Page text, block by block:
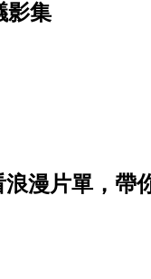
影集
漫片單，帶